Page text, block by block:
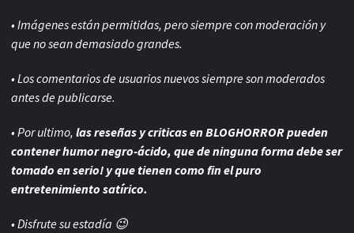
• Imágenes están permitidas, pero siempre conmoderación y
que no sean demasiado grandes.
• Los comentarios de usuarios nuevos siempre son moderados
antes de publicarse.
• Por ultimo, las reseñas y criticas en BLOGHORROR pueden
contener humor negro-ácido, que de ninguna forma debe ser
tomado en serio! y que tienen como fin el puro
entretenimiento satírico.
• Disfrute su estadía 😉